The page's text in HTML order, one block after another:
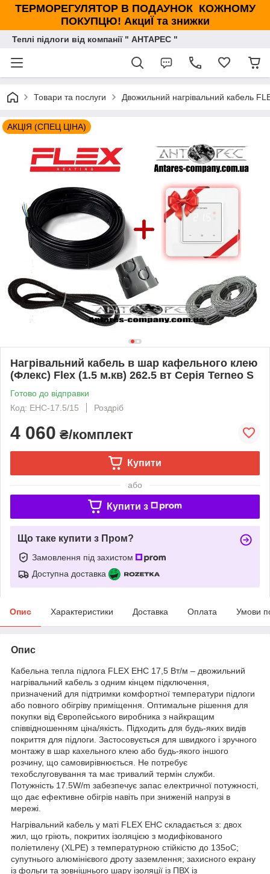
ТЕРМОРЕГУЛЯТОР В ПОДАУНОК КОЖНОМУ
ПОКУПЦЮ! АкциЇ та знижки
Теплі підлоги від компанії " АНТАРЕС "
Товари та послуги Двожильний нагрівальний кабель
АКЦІЯ (СПЕЦ ЦІНА)
Нагрівальний кабель в шар кафельного клею
(Флекс) Flex (1.5 м.кв) 262.5 вт Серія Terneo S
Готово до відправки
Код: ЕНС-17.5/15
Роздріб
4 060 ₴/комплект
Купити
або
Купити з
Що таке купити з Пром?
Замовлення під захистом
Доступна доставка
Опис Характеристики Доставка Оплата Умови
Опис
Кабельна тепла підлога FLEX EHC 17,5 Вт/м – двожильний
нагрівальний кабель з одним кінцем підключення,
призначений для підтримки комфортної температури підлоги
або повного обігріву приміщення. Оптимальне рішення для
покупки від Європейського виробника з найкращим
співвідношенням ціна/якість. Підходить для будь-яких видів
покриття для підлоги. Застосовується для швидкого і зручного
монтажу в шар кахельного клею або будь-якого іншого
розчину, що самовирівнюється. Не потребує
техобслуговування та має тривалий термін служби.
Потужність 17.5W/m забезпечує запас електричної потужності,
що дає ефективне обігрів навіть при зниженій напрузі в
мережі.
Нагрівальний кабель у маті FLEX EHC складається з: двох
жил, що гріють, покритих ізоляцією з модифікованого
поліетилену (XLPE) з температурною стійкістю до 135oC;
супутнього алюмінієвого дроту заземлення; захисного екрану
із фольги та зовнішнього шару ізоляції із ПВХ із